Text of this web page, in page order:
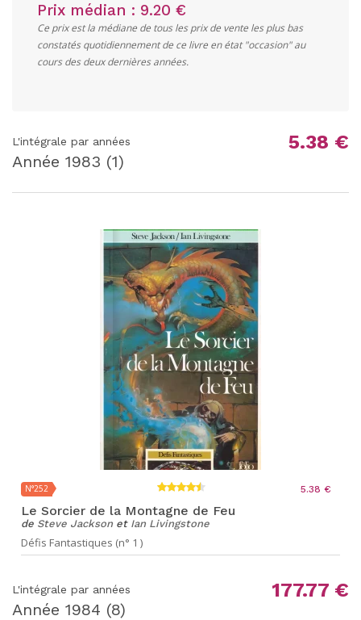
Prix médian : 9.20 €
Ce prix est la médiane de tous les prix de vente les plus bas
constatés quotidiennement de ce livre en état "occasion" au
cours des deux dernières années.
L'intégrale par années
Année 1983 (1)
5.38 €
N°252 5.38 €
Le Sorcier de la Montagne de Feu
de Steve Jackson et Ian Livingstone
Défis Fantastiques (n° 1 )
L'intégrale par années
Année 1984 (8)
177.77 €